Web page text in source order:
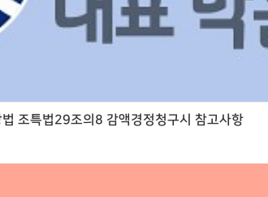
조특법29조의8 감액경정청구시 참고사항